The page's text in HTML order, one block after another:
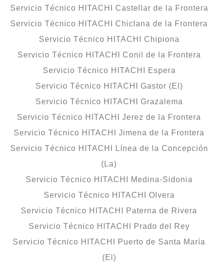
Servicio Técnico HITACHI Castellar de la Frontera
Servicio Técnico HITACHI Chiclana de la Frontera
Servicio Técnico HITACHI Chipiona
Servicio Técnico HITACHI Conil de la Frontera
Servicio Técnico HITACHI Espera
Servicio Técnico HITACHI Gastor (El)
Servicio Técnico HITACHI Grazalema
Servicio Técnico HITACHI Jerez de la Frontera
Servicio Técnico HITACHI Jimena de la Frontera
Servicio Técnico HITACHI Línea de la Concepción
(La)
Servicio Técnico HITACHI Medina-Sidonia
Servicio Técnico HITACHI Olvera
Servicio Técnico HITACHI Paterna de Rivera
Servicio Técnico HITACHI Prado del Rey
Servicio Técnico HITACHI Puerto de Santa María
(El)